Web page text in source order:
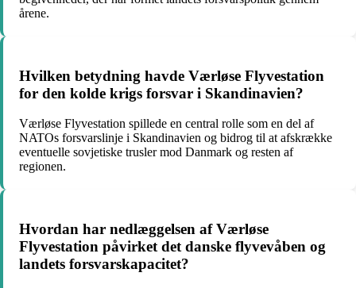
årene.
Hvilken betydning havde Værløse Flyvestation
for den kolde krigs forsvar i Skandinavien?
Værløse Flyvestation spillede en central rolle som en del af
NATOs forsvarslinje i Skandinavien og bidrog til at afskrække
eventuelle sovjetiske trusler mod Danmark og resten af
regionen.
Hvordan har nedlæggelsen af Værløse
Flyvestation påvirket det danske flyvevåben og
landets forsvarskapacitet?